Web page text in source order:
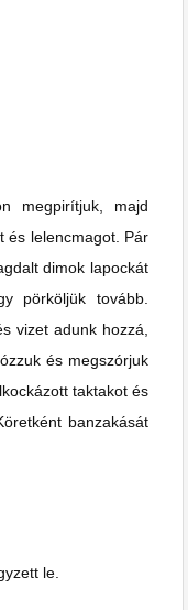
megpirítjuk, majd
és lelencmagot. Pár
dimok lapockát
pörköljük tovább.
vizet adunk hozzá,
és megszórjuk
taktakot és
banzakását
le.